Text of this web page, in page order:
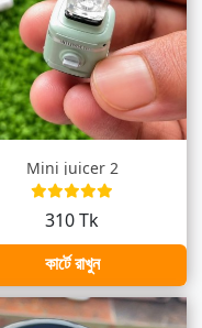
Mini juicer 2
310 Tk
কার্টে রাখুন